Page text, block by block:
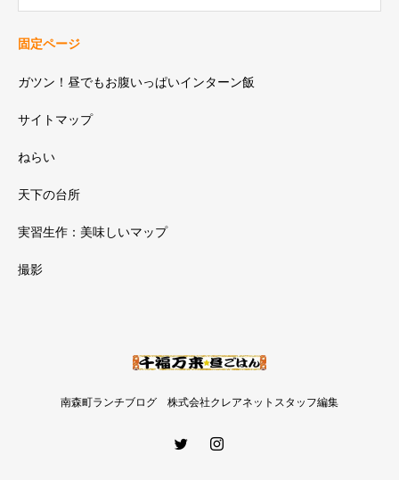
固定ページ
ガツン！昼でもお腹いっぱいインターン飯
サイトマップ
ねらい
天下の台所
実習生作：美味しいマップ
撮影
南森町ランチブログ 株式会社クレアネットスタッフ編集